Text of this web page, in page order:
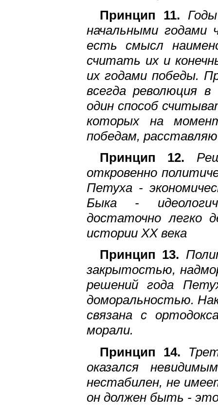
Принцип 11.
начальными годами
есть смысл
считать их и
их годами победы.
всегда революция
один способ
которых на
победам,
Принцип 12.
откровенно
Петуха -
Быка -
достаточно легко
истории XX века
Принцип 13.
закрытостью,
решений года
доморальностью.
связана с
морали.
Принцип 14.
оказался
нестабилен, не
он должен быть -